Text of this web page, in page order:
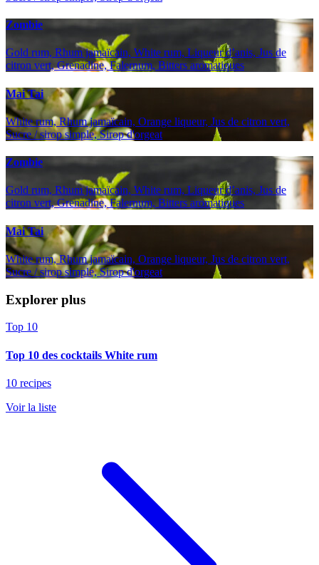
Zombie
Gold rum, Rhum jamaïcain, White rum, Liqueur d’anis, Jus de
citron vert, Grenadine, Falernum, Bitters aromatiques
Mai Tai
White rum, Rhum jamaïcain, Orange liqueur, Jus de citron vert,
Sucre / sirop simple, Sirop d'orgeat
Zombie
Gold rum, Rhum jamaïcain, White rum, Liqueur d’anis, Jus de
citron vert, Grenadine, Falernum, Bitters aromatiques
Mai Tai
White rum, Rhum jamaïcain, Orange liqueur, Jus de citron vert,
Sucre / sirop simple, Sirop d'orgeat
Explorer plus
Top 10
Top 10 des cocktails White rum
10 recipes
Voir la liste